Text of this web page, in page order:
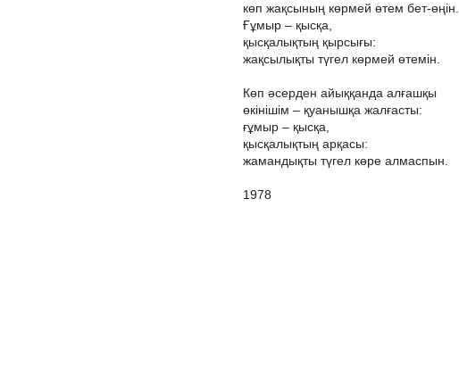
көп жақсының көрмей өтем бет-өңін.
Ғұмыр – қысқа,
қысқалықтың қырсығы:
жақсылықты түгел көрмей өтемін.
Көп әсерден айыққанда алғашқы
өкінішім – қуанышқа жалғасты:
ғұмыр – қысқа,
қысқалықтың арқасы:
жамандықты түгел көре алмаспын.
1978